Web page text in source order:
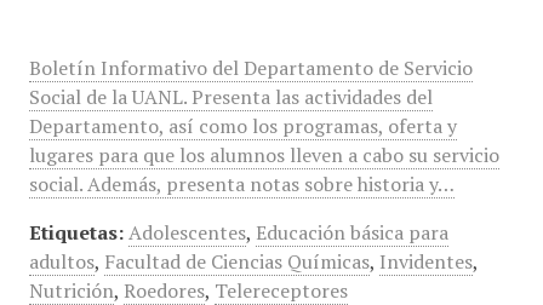
Boletín Informativo del Departamento de Servicio
Social de la UANL. Presenta las actividades del
Departamento, así como los programas, oferta y
lugares para que los alumnos lleven a cabo su servicio
social. Además, presenta notas sobre historia y…
Etiquetas: Adolescentes, Educación básica para
adultos, Facultad de Ciencias Químicas, Invidentes,
Nutrición, Roedores, Telereceptores